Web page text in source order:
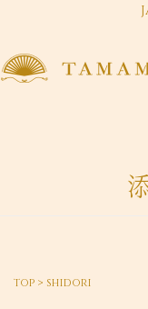
top > shidori